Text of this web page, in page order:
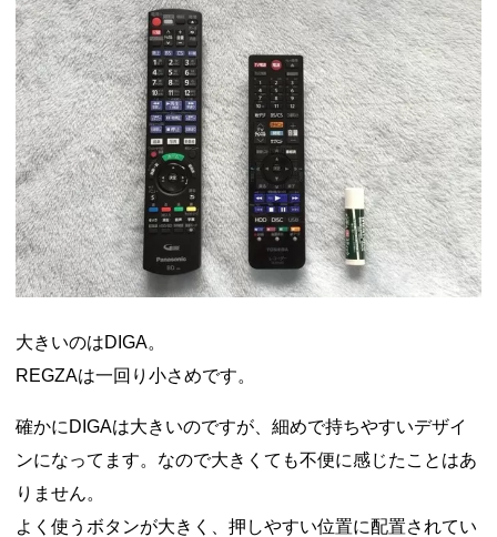
大きいのはDIGA。
REGZAは一回り小さめです。
確かにDIGAは大きいのですが、細めで持ちやすいデザイ
ンになってます。なので大きくても不便に感じたことはあ
りません。
よく使うボタンが大きく、押しやすい位置に配置されてい